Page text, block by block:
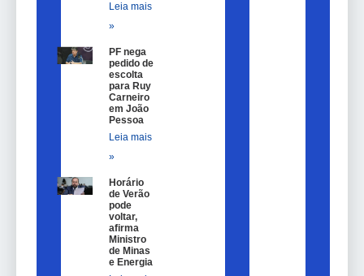
Leia mais
»
PF nega
pedido de
escolta
para Ruy
Carneiro
em João
Pessoa
Leia mais
»
Horário
de Verão
pode
voltar,
afirma
Ministro
de Minas
e Energia